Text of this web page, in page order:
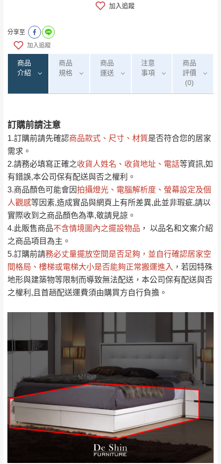
加入追蹤
分享至
加入追蹤
商品
介紹
商品
規格
商品
運送
注意
事項
商品
評價
(0)
訂購前請注意
1.訂購前請先確認商品款式、尺寸、材質是否符合您的居家
需求。
2.請務必填寫正確之收貨人姓名、收貨地址、電話等資訊,如
有錯誤,本公司保有配送與否之權利。
3.商品顏色可能會因拍攝燈光、電腦解析度、螢幕設定及個
人觀感等因素,造成實品與網頁上有所差異,此並非瑕疵,請以
實際收到之商品顏色為準,敬請見諒。
4.此販售商品不含情境圖內之擺設物品 ， 以品名和文案介紹
之商品項目為主。
5.訂購前請務必丈量擺放空間是否足夠 ，並自行確認居家空
間格局、 樓梯或電梯大小是否能夠正常搬運進入 ，若因特殊
地形與建築物等限制而導致無法配送，本公司保有配送與否
之權利,且首趟配送運費須由購買方自行負擔。
運 費 說 明
運送地區 運送費用
偏遠地區
（請先線上詢問 LINE
→@dershin ）
桃園
免 運
費
＊A108產品另收運費
復興鄉
新竹
峨眉鄉、五峰鄉、
橫山、北埔鄉、尖
石鄉、寶山鄉山
區、新埔山區、芎
台北 無
雙溪、貢寮、烏
來、平溪、九份、
石門、林口 下福
里、新店山區、三
峽山區、石碇、坪
林、福隆、淡水山
區、北投湖山路、
深坑山區
注意事項：
由於品項繁多，網頁無法及時更新，如有需
Line客服」來信確認商品是否有「現貨」與
「金額」。
若商品價格或庫存有異常，商家有權取消訂
單。部分網路商品恕無法更改原設計或客製，敬請
見諒！
接單後二日內(不含例假日)，我們客服會與您
電話聯絡或E-Mail通知確認訂單。
（線上客服 LINE → @dershin）
下單前先詢問是否現貨，若未詢問下單後無
（洽詢方式請搜尋 Line ID → @dershin）
地區恕無法提供運送 (詳見運送規章)。
苗栗至基隆；其它地區暫不開放，如因特殊
地型限制(山區、鄉、鎮、村)、樓梯太小、無
法搬運上樓等因素，導致無法配送，
本公司
保有出貨的權利。
保護物流人員的工作安全，賣家無提供吊掛
服務，若需以吊車或其他的吊掛方式吊運，
0/5 (0)筆
全部 依評論高至低排列
依評論低至高排列 只顯示附上圖片
只顯示附上評論